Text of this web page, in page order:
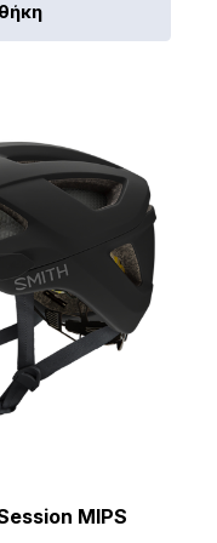
MIPS